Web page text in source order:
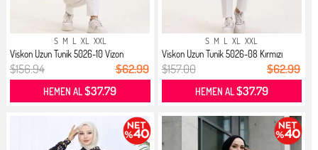
S M L XL XXL
Viskon Uzun Tunik 5026-10 Vizon
$156.94 $62.99
HEMEN AL$37.79
S M L XL XXL
Viskon Uzun Tunik 5026-08 Kırmızı
$157.00 $62.99
HEMEN AL$37.79